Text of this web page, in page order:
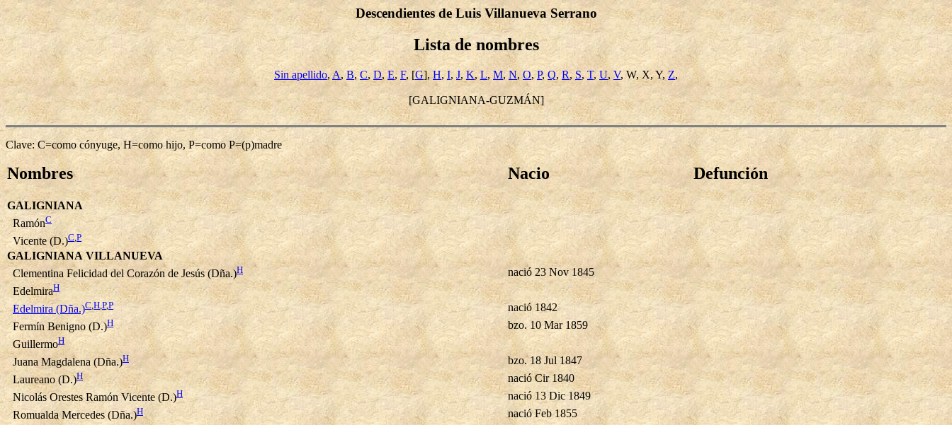
Descendientes de Luis Villanueva Serrano
Lista de nombres
Sin apellido,A,B,C, D,E, F, [G],H,I, J,K, L,M,N, O,P, Q,R, S, T,U, V, W, X, Y, Z,
[GALIGNIANA-GUZMÁN]
Clave: C=como cónyuge, H=como hijo, P=como P=(p)madre
Nombres Nacio Defunción
GALIGNIANA
RamónC
Vicente (D.)C P
GALIGNIANA VILLANUEVA
Clementina Felicidad del Corazón de Jesús (Dña.)H
nació 23 Nov 1845
EdelmiraH
Edelmira (Dña.)C H P,P
nació 1842
Fermín Benigno (D.)H
bzo. 10 Mar 1859
GuillermoH
Juana Magdalena (Dña.)H
bzo. 18 Jul 1847
Laureano (D.)H
nació Cir 1840
Nicolás Orestes Ramón Vicente (D.)H
nació 13 Dic 1849
Romualda Mercedes (Dña.)H
nació Feb 1855